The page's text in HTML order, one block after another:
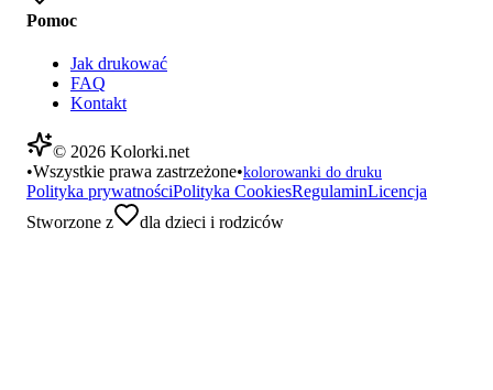
Pomoc
Jak drukować
FAQ
Kontakt
© 2026 Kolorki.net
•Wszystkie prawa zastrzeżone•kolorowanki do druku
Polityka prywatnościPolityka CookiesRegulaminLicencja
Stworzone z
dla dzieci i rodziców